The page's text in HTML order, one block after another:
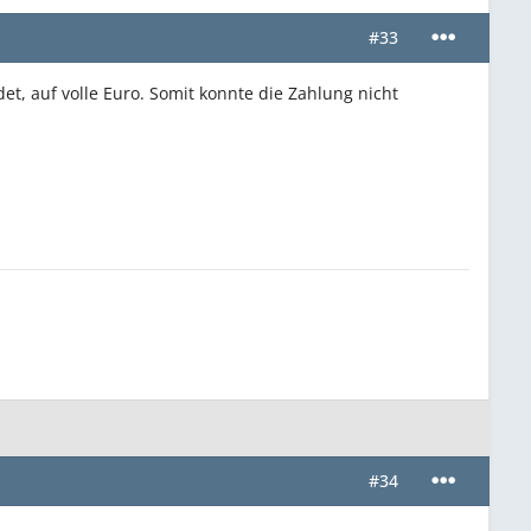
#33
auf volle Euro. Somit konnte die Zahlung nicht
#34